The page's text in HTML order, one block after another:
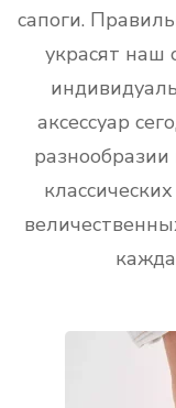
сапоги.
украсят наш
аксессуар